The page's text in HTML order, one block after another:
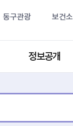
동구관광 보건소
정보공개